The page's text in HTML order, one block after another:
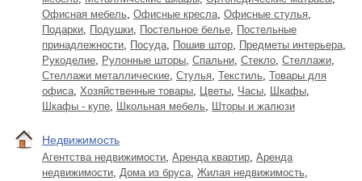
Офисная мебель, Офисные кресла, Офисные стулья,
Подарки, Подушки, Постельное белье, Постельные
принадлежности, Посуда, Пошив штор, Предметы интерьера,
Рукоделие, Рулонные шторы, Спальни, Стекло, Стеллажи,
Стеллажи металлические, Стулья, Текстиль, Товары для
офиса, Хозяйственные товары, Цветы, Часы, Шкафы,
Шкафы - купе, Школьная мебель, Шторы и жалюзи
Недвижимость
Агентства недвижимости, Аренда квартир, Аренда
недвижимости, Дома из бруса, Жилая недвижимость,